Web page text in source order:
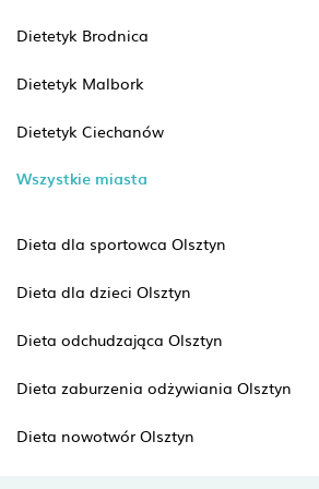
Dietetyk Brodnica
Dietetyk Malbork
Dietetyk Ciechanów
Wszystkie miasta
Dieta dla sportowca Olsztyn
Dieta dla dzieci Olsztyn
Dieta odchudzająca Olsztyn
Dieta zaburzenia odżywiania Olsztyn
Dieta nowotwór Olsztyn